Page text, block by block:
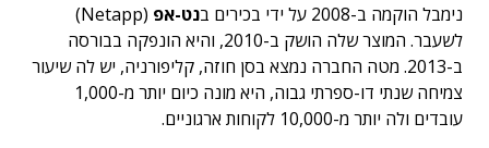
נימבל הוקמה ב-2008 על ידי בכירים ב
נט-אפ
(Netapp)
לשעבר. המוצר שלה הושק ב-2010, והיא הונפקה בבורסה
ב-2013. מטה החברה נמצא בסן חוזה, קליפורניה, יש לה שיעור
צמיחה שנתי דו-ספרתי גבוה, היא מונה כיום יותר מ-1,000
עובדים ולה יותר מ-10,000 לקוחות ארגוניים.